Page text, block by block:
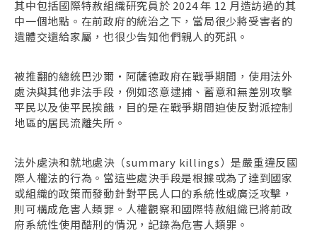
其中包括國際特赦組織研究員於 2024 年 12 月造訪過的其
中一個地點。在前政府的統治之下，當局很少將受害者的
遺體交還給家屬，也很少告知他們親人的死訊。
被推翻的總統巴沙爾・阿薩德政府在戰爭期間，使用法外
處決與其他非法手段，例如恣意逮捕、蓄意和無差別攻擊
平民以及使平民挨餓，目的是在戰爭期間迫使反對派控制
地區的居民流離失所。
法外處決和就地處決（summary killings）是嚴重違反國
際人權法的行為。當這些處決手段是根據或為了達到國家
或組織的政策而發動針對平民人口的系統性或廣泛攻擊，
則可構成危害人類罪。人權觀察和國際特赦組織已將前政
府系統性使用酷刑的情況，記錄為危害人類罪。